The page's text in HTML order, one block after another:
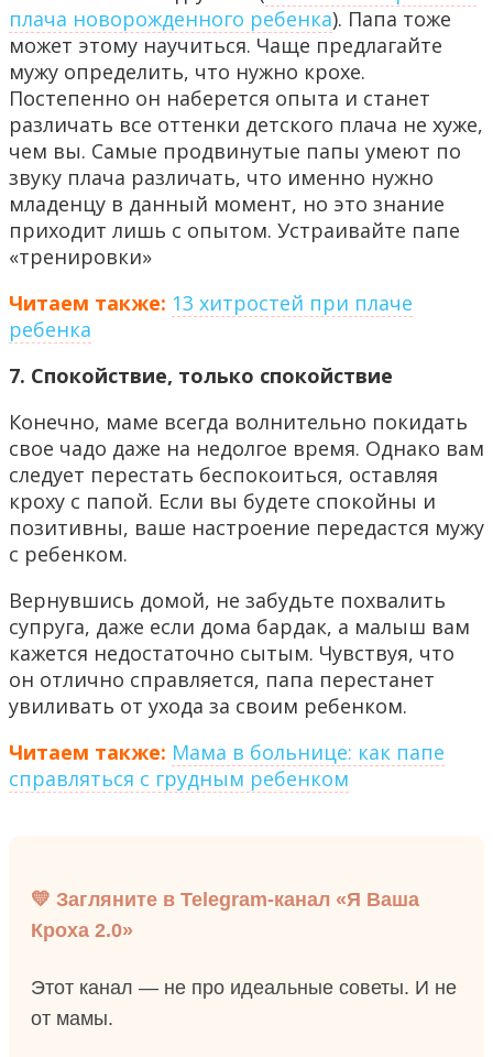
плача новорожденного ребенка). Папа тоже
может этому научиться. Чаще предлагайте
мужу определить, что нужно крохе.
Постепенно он наберется опыта и станет
различать все оттенки детского плача не хуже,
чем вы. Самые продвинутые папы умеют по
звуку плача различать, что именно нужно
младенцу в данный момент, но это знание
приходит лишь с опытом. Устраивайте папе
«тренировки»
Читаем также: 13 хитростей при плаче
ребенка
7. Спокойствие, только спокойствие
Конечно, маме всегда волнительно покидать
свое чадо даже на недолгое время. Однако вам
следует перестать беспокоиться, оставляя
кроху с папой. Если вы будете спокойны и
позитивны, ваше настроение передастся мужу
с ребенком.
Вернувшись домой, не забудьте похвалить
супруга, даже если дома бардак, а малыш вам
кажется недостаточно сытым. Чувствуя, что
он отлично справляется, папа перестанет
увиливать от ухода за своим ребенком.
Читаем также: Мама в больнице: как папе
справляться с грудным ребенком
💛 Загляните в Telegram-канал «Я Ваша
Кроха 2.0»
Этот канал — не про идеальные советы. И не
от мамы.